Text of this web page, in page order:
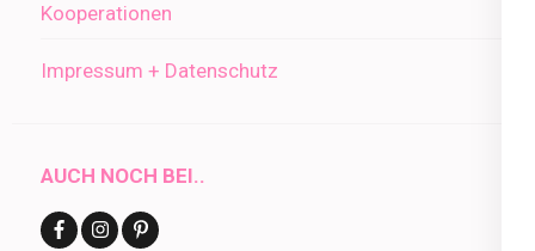
Kooperationen
Impressum + Datenschutz
AUCH NOCH BEI..